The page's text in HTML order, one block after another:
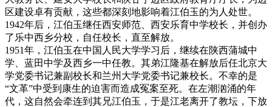
区建设卓有贡献，这些都深刻地影响着江伯玉的为人处世。
1942年后，江伯玉继任西安师范、西安乐育中学校长，并创办
了乐中西乡分校，自任校长，直至解放。
1951年，江伯玉在中国人民大学学习后，继续在陕西蒲城中
学、蓝田中学及西乡一中任教。其弟江隆基在解放后任北京大
学党委书记兼副校长和兰州大学党委书记兼校长。不幸的是
“文革”中受到康生的迫害而造成冤案至死。在左潮汹涌的年
代，这自然会牵连到其兄江伯玉，于是江老离开了教坛，下放